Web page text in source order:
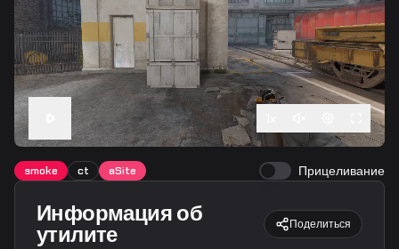
smoke ct aSite Прицеливание
Информация об
утилите Поделиться